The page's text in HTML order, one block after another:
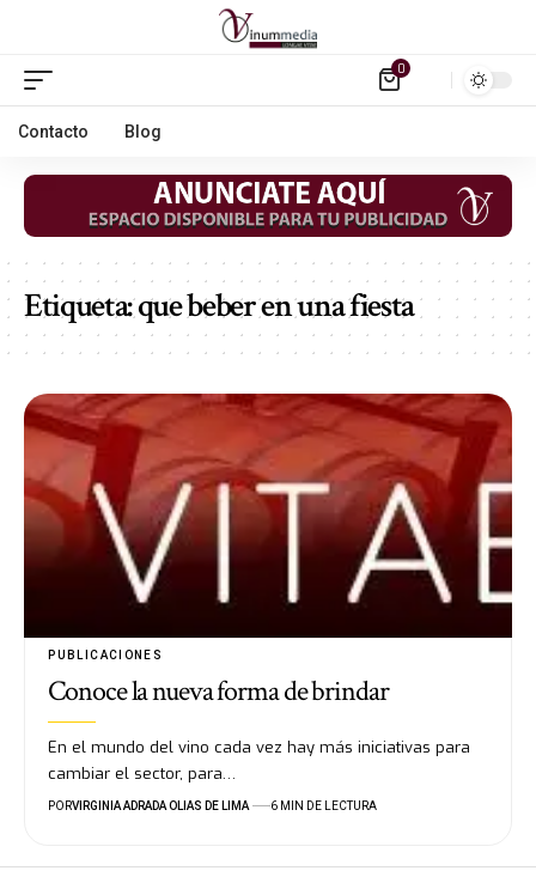
0
Contacto Blog
Etiqueta:que beber en una fiesta
PUBLICACIONES
Conoce la nueva forma de brindar
En el mundo del vino cada vez hay más iniciativas para
cambiar el sector, para…
PORVIRGINIA ADRADA OLIAS DE LIMA 6 MIN DE LECTURA